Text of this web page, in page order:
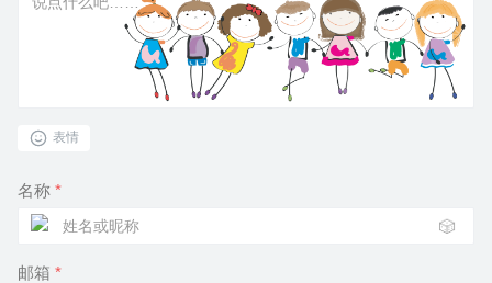
表情
名称 *
🎲
邮箱 *